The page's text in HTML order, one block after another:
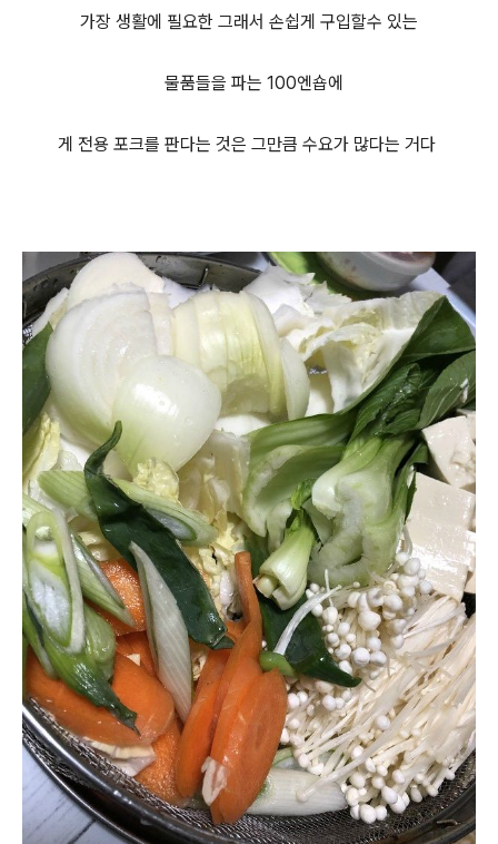
가장 생활에 필요한 그래서 손쉽게 구입할수 있는
물품들을 파는 100엔숍에
게 전용 포크를 판다는 것은 그만큼 수요가 많다는 거다